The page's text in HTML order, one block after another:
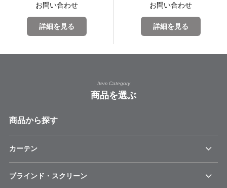
お問い合わせ
詳細を見る
お問い合わせ
詳細を見る
Item Category
商品を選ぶ
商品から探す
カーテン
ブラインド・スクリーン